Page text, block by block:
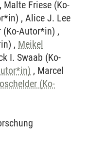
Malte Friese (Ko-
, Alice J. Lee
(Ko-Autor*in) ,
, Meikel
I. Swaab (Ko-
, Marcel
(Ko-